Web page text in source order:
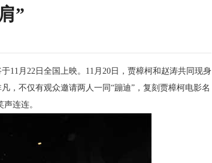
”
于11 月 22 日全国上映。 11 月 20 日，贾樟柯和赵涛共同现身
，不仅有观众邀请两人一同“蹦迪”，复刻贾樟柯电影名
连连。